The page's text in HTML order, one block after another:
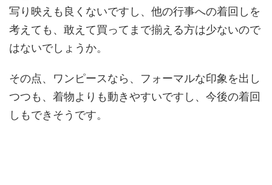
写り映えも良くないですし、他の行事への着回しを
考えても、敢えて買ってまで揃える方は少ないので
はないでしょうか。
その点、ワンピースなら、フォーマルな印象を出し
つつも、着物よりも動きやすいですし、今後の着回
しもできそうです。